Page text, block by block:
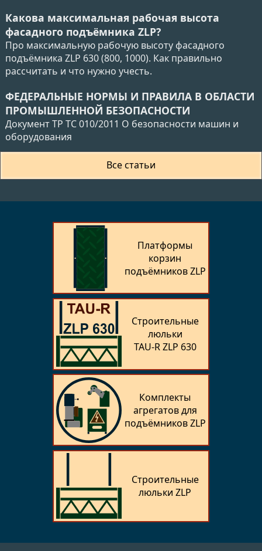
Какова максимальная рабочая высота
фасадного подъёмника ZLP?
Про максимальную рабочую высоту фасадного
подъёмника ZLP 630 (800, 1000). Как правильно
рассчитать и что нужно учесть.
ФЕДЕРАЛЬНЫЕ НОРМЫ И ПРАВИЛА В ОБЛАСТИ
ПРОМЫШЛЕННОЙ БЕЗОПАСНОСТИ
Документ ТР ТС 010/2011 О безопасности машин и
оборудования
Все статьи
Платформы
корзин
подъёмников ZLP
Строительные
люльки
TAU‑R ZLP 630
Комплекты
агрегатов для
подъёмников ZLP
Строительные
люльки ZLP